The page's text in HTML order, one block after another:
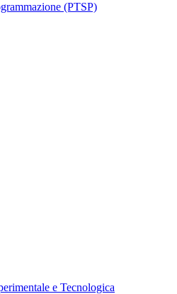
(PTSP)
e Tecnologica